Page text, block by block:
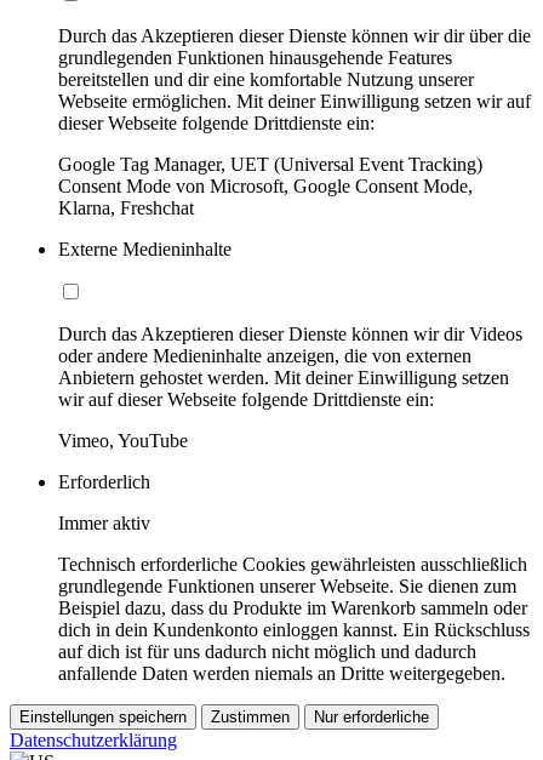
Durch das Akzeptieren dieser Dienste können wir dir über die
grundlegenden Funktionen hinausgehende Features
bereitstellen und dir eine komfortable Nutzung unserer
Webseite ermöglichen. Mit deiner Einwilligung setzen wir auf
dieser Webseite folgende Drittdienste ein:
Google Tag Manager, UET (Universal Event Tracking)
Consent Mode von Microsoft, Google Consent Mode,
Klarna, Freshchat
Externe Medieninhalte
Durch das Akzeptieren dieser Dienste können wir dir Videos
oder andere Medieninhalte anzeigen, die von externen
Anbietern gehostet werden. Mit deiner Einwilligung setzen
wir auf dieser Webseite folgende Drittdienste ein:
Vimeo, YouTube
Erforderlich
Immer aktiv
Technisch erforderliche Cookies gewährleisten ausschließlich
grundlegende Funktionen unserer Webseite. Sie dienen zum
Beispiel dazu, dass du Produkte im Warenkorb sammeln oder
dich in dein Kundenkonto einloggen kannst. Ein Rückschluss
auf dich ist für uns dadurch nicht möglich und dadurch
anfallende Daten werden niemals an Dritte weitergegeben.
Einstellungen speichern Zustimmen Nur erforderliche
Datenschutzerklärung